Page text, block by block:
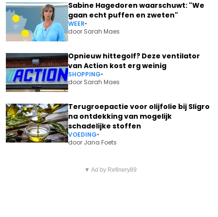
Sabine Hagedoren waarschuwt: "We
gaan echt puffen en zweten"
WEER•
door Sarah Maes
Opnieuw hittegolf? Deze ventilator
van Action kost erg weinig
SHOPPING•
door Sarah Maes
Terugroepactie voor olijfolie bij Sligro
na ontdekking van mogelijk
schadelijke stoffen
VOEDING•
door Jana Foets
METTEPENNINGEN STUURT ZÉÉR
▼ Ad by Refinery89